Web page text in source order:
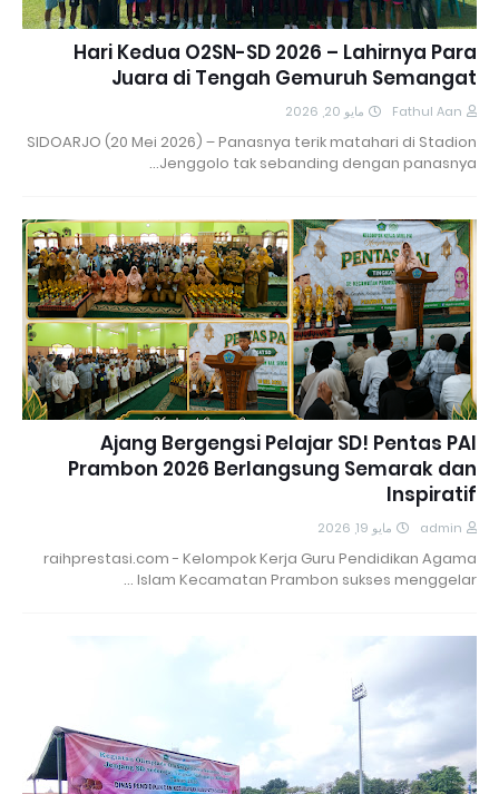
Hari Kedua O2SN-SD 2026 – Lahirnya Para
Juara di Tengah Gemuruh Semangat
Fathul Aan مايو 20, 2026
SIDOARJO (20 Mei 2026) – Panasnya terik matahari di Stadion
Jenggolo tak sebanding dengan panasnya…
Ajang Bergengsi Pelajar SD! Pentas PAI
Prambon 2026 Berlangsung Semarak dan
Inspiratif
admin مايو 19, 2026
raihprestasi.com - Kelompok Kerja Guru Pendidikan Agama
Islam Kecamatan Prambon sukses menggelar …